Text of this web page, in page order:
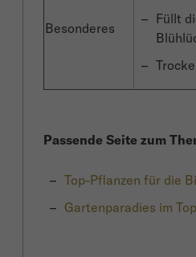
Besonderes
Füllt
Passende Seite zum
Top-Pflanzen für die
Gartenparadies im